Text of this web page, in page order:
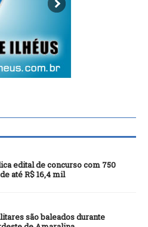
edital de concurso com 750
até R$ 16,4 mil
são baleados durante